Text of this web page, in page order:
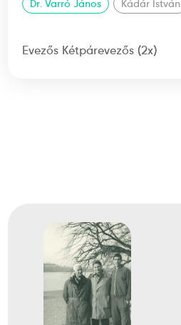
Dr. Varró János Kádár István
Evezős Kétpárevezős (2x)